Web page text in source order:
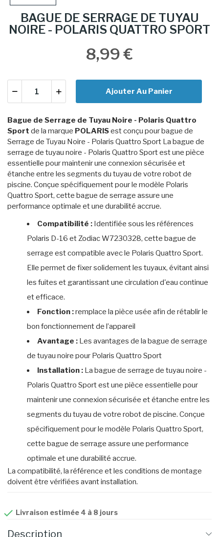
BAGUE DE SERRAGE DE TUYAU
NOIRE - POLARIS QUATTRO SPORT
8,99 €
Ajouter Au Panier
Bague de Serrage de Tuyau Noire - Polaris Quattro
Sport de la marque POLARISest conçu pour bague de
Serrage de Tuyau Noire - Polaris Quattro Sport La bague de
serrage de tuyau noire - Polaris Quattro Sport est une pièce
essentielle pour maintenir une connexion sécurisée et
étanche entre les segments du tuyau de votre robot de
piscine. Conçue spécifiquement pour le modèle Polaris
Quattro Sport, cette bague de serrage assure une
performance optimale et une durabilité accrue.
Compatibilité : Identifiée sous les références
Polaris D-16 et Zodiac W7230328, cette bague de
serrage est compatible avec le Polaris Quattro Sport.
Elle permet de fixer solidement les tuyaux, évitant ainsi
les fuites et garantissant une circulation d'eau continue
et efficace.
Fonction :remplace la pièce usée afin de rétablir le
bon fonctionnement de l’appareil
Avantage : Les avantages de la bague de serrage
de tuyau noire pour Polaris Quattro Sport
Installation : La bague de serrage de tuyau noire -
Polaris Quattro Sport est une pièce essentielle pour
maintenir une connexion sécurisée et étanche entre les
segments du tuyau de votre robot de piscine. Conçue
spécifiquement pour le modèle Polaris Quattro Sport,
cette bague de serrage assure une performance
optimale et une durabilité accrue.
La compatibilité, la référence et les conditions de montage
doivent être vérifiées avant installation.
 Livraison estimée 4 à 8 jours
Description